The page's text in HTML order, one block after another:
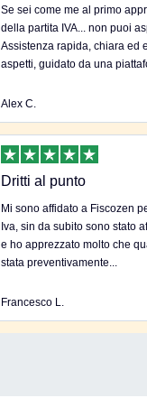
Se sei come me al primo
della partita IVA... non puoi
Assistenza rapida, chiara ed
aspetti, guidato da una
Alex C.
Dritti al punto
Mi sono affidato a Fiscozen
Iva, sin da subito sono stato
e ho apprezzato molto che
stata preventivamente...
Francesco L.